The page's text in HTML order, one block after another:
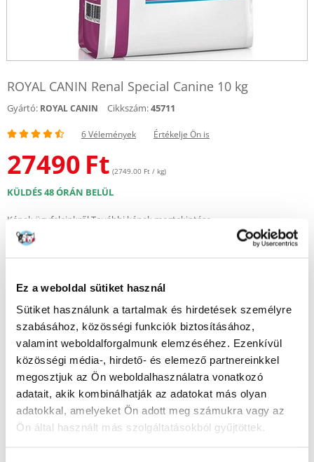
Ez a weboldal sütiket használ
Sütiket használunk a tartalmak és hirdetések személyre
szabásához, közösségi funkciók biztosításához,
valamint weboldalforgalmunk elemzéséhez. Ezenkívül
közösségi média-, hirdető- és elemező partnereinkkel
megosztjuk az Ön weboldalhasználatra vonatkozó
adatait, akik kombinálhatják az adatokat más olyan
adatokkal, amelyeket Ön adott meg számukra vagy az
Ön által használt más szolgáltatásokból gyűjtöttek.
ROYAL CANIN Renal Special Canine 10 kg
Gyártó: ROYAL CANIN Cikkszám:45711
6 Vélemények Értékelje Ön is
27490 Ft (2749.00 Ft / kg)
KÜLDÉS 48 ÓRÁN BELÜL
Képek ügyfeleinkrőlTovábbi képek megtekintése
100%
Recommend
100% AZ ÜGYFELEK AJÁNLJÁK EZT A TERMÉKET
ÉRTÉKELJE ÖN IS